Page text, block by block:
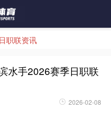
日职联资讯
水手2026赛季日职联
2026-02-08